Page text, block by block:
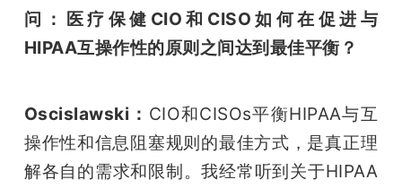
问：医疗保健CIO和CISO如何在促进与
HIPAA互操作性的原则之间达到最佳平衡？
Oscislawski： CIO和CISOs平衡HIPAA与互
操作性和信息阻塞规则的最佳方式，是真正理
解各自的需求和限制。我经常听到关于HIPAA